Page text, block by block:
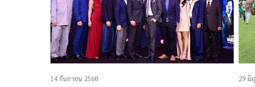
เดอะมอลล์ไลฟ์สโตร์ บางกะปิ M GRAND HALL ชั้น G
เป็น
14 กันยายน 2568 29 มิ